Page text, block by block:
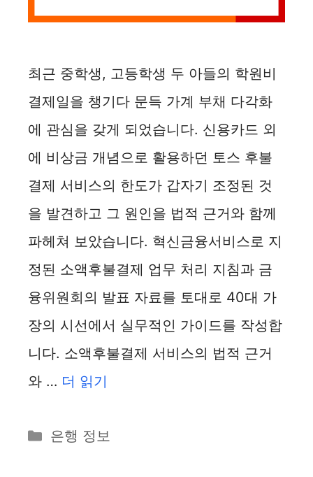
최근 중학생, 고등학생 두 아들의 학원비
결제일을 챙기다 문득 가계 부채 다각화
에 관심을 갖게 되었습니다. 신용카드 외
에 비상금 개념으로 활용하던 토스 후불
결제 서비스의 한도가 갑자기 조정된 것
을 발견하고 그 원인을 법적 근거와 함께
파헤쳐 보았습니다. 혁신금융서비스로 지
정된 소액후불결제 업무 처리 지침과 금
융위원회의 발표 자료를 토대로 40대 가
장의 시선에서 실무적인 가이드를 작성합
니다. 소액후불결제 서비스의 법적 근거
와 … 더 읽기
카
은행 정보